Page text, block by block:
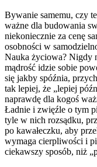
Bywanie samemu, czy
ważne dla budowania
niekoniecznie za cenę
osobności w
Nauka życiowa? Nigdy
mądrość idzie sobie
się jakby spóźnia,
tak lepiej, że „lepiej
naprawdę dla kogoś
Ładnie i zwięźle o tym
tyle w nich rozsądku,
po kawałeczku, aby
wymaga cierpliwości i
ciekawszy sposób, niż